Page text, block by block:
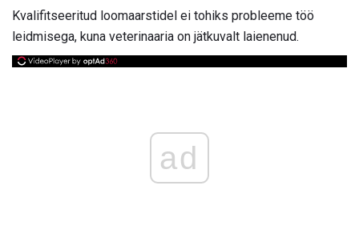
Kvalifitseeritud loomaarstidel ei tohiks probleeme töö
leidmisega, kuna veterinaaria on jätkuvalt laienenud.
ad